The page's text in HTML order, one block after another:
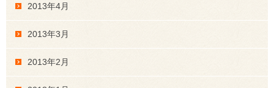
2013年4月
2013年3月
2013年2月